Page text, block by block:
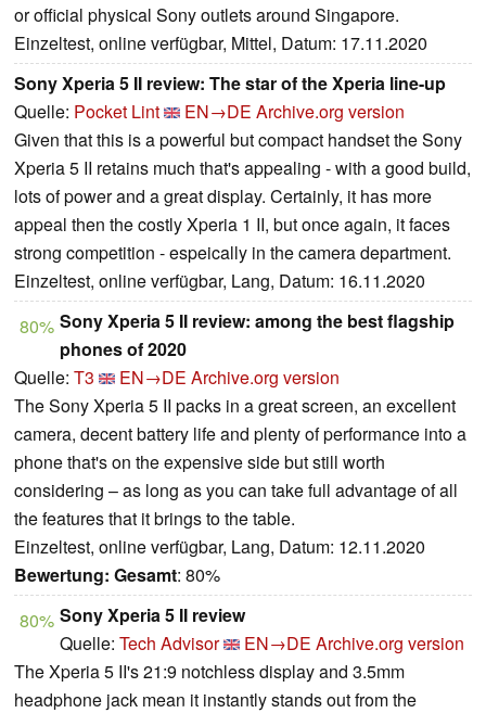
or official physical Sony outlets around Singapore.
Einzeltest, online verfügbar, Mittel, Datum: 17.11.2020
Sony Xperia 5 II review: The star of the Xperia line-up
Quelle: Pocket Lint EN→DE Archive.org version
Given that this is a powerful but compact handset the Sony
Xperia 5 II retains much that's appealing - with a good build,
lots of power and a great display. Certainly, it has more
appeal then the costly Xperia 1 II, but once again, it faces
strong competition - espeically in the camera department.
Einzeltest, online verfügbar, Lang, Datum: 16.11.2020
80% Sony Xperia 5 II review: among the best flagship
phones of 2020
Quelle: T3 EN→DE Archive.org version
The Sony Xperia 5 II packs in a great screen, an excellent
camera, decent battery life and plenty of performance into a
phone that's on the expensive side but still worth
considering – as long as you can take full advantage of all
the features that it brings to the table.
Einzeltest, online verfügbar, Lang, Datum: 12.11.2020
Bewertung: Gesamt: 80%
80% Sony Xperia 5 II review
Quelle: Tech Advisor EN→DE Archive.org version
The Xperia 5 II's 21:9 notchless display and 3.5mm
headphone jack mean it instantly stands out from the